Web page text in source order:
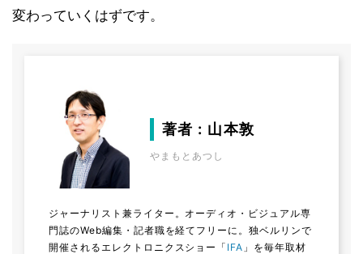
変わっていくはずです。
著者 : 山本敦
やまもとあつし
ジャーナリスト兼ライター。オーディオ・ビジュアル専
門誌のWeb編集・記者職を経てフリーに。独ベルリンで
開催されるエレクトロニクスショー「 IFA 」を毎年取材